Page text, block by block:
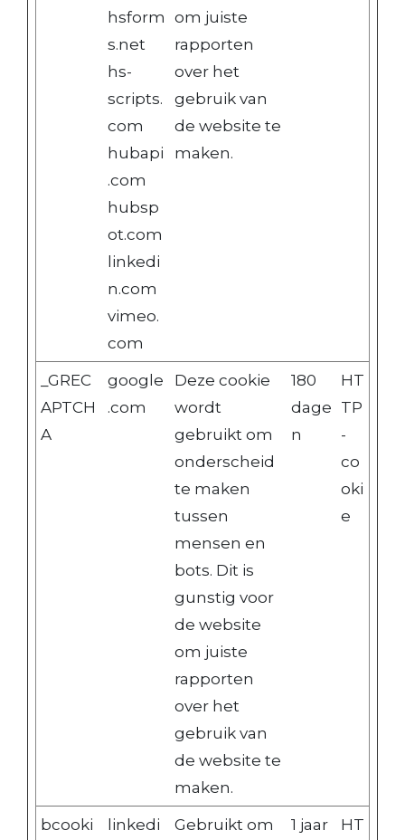
hsform
s.net
hs-
scripts.
com
hubapi
.com
hubsp
ot.com
linkedi
n.com
vimeo.
com
om juiste
rapporten
over het
gebruik van
de website te
maken.
_GREC
APTCH
A
google
.com
Deze cookie
wordt
gebruikt om
onderscheid
te maken
tussen
mensen en
bots. Dit is
gunstig voor
de website
om juiste
rapporten
over het
gebruik van
de website te
maken.
180
dage
n
HT
TP
-
co
oki
e
bcooki
linkedi
Gebruikt om
1 jaar
HT